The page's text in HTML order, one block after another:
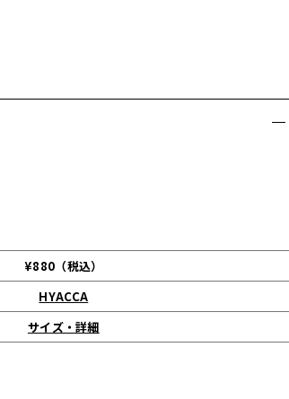
¥880（税込）
HYACCA
サイズ・詳細